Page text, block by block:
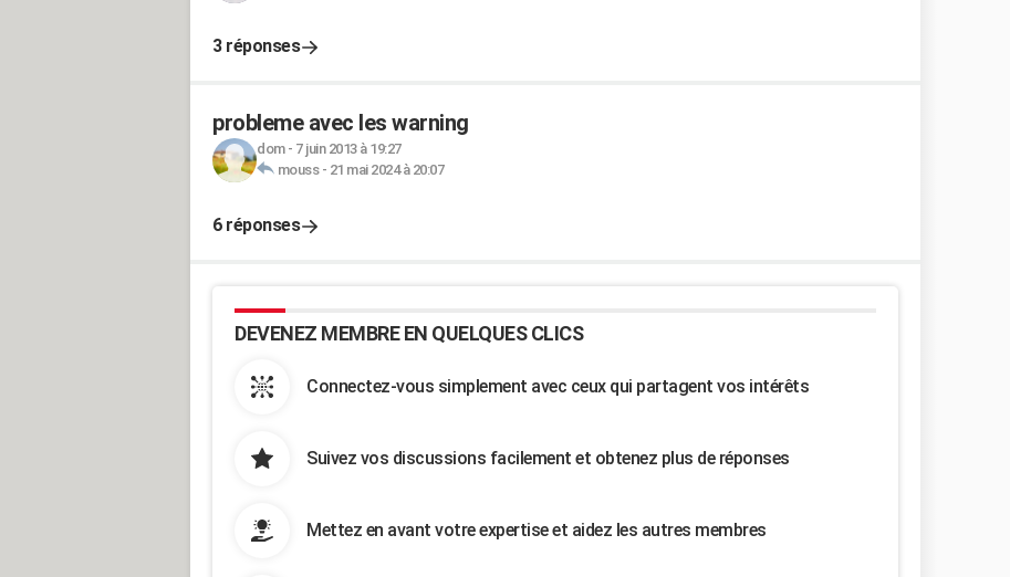
3 réponses
probleme avec les warning
dom- 7 juin 2013 à 19:27
mouss- 21 mai 2024 à 20:07
6 réponses
DEVENEZ MEMBRE EN QUELQUES CLICS
Connectez-vous simplement avec ceux qui partagent vos intérêts
Suivez vos discussions facilement et obtenez plus de réponses
Mettez en avant votre expertise et aidez les autres membres